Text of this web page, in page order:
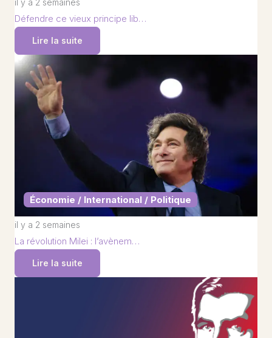
Défendre ce vieux principe lib…
Lire la suite
Économie / International / Politique
il y a 2 semaines
La révolution Milei : l’avènem…
Lire la suite